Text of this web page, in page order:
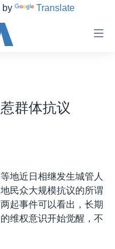
by Translate
群体抗议
地近日相继发生城管人
民众大规模抗议的所谓
起事件可以看出，长期
维权意识开始觉醒，不